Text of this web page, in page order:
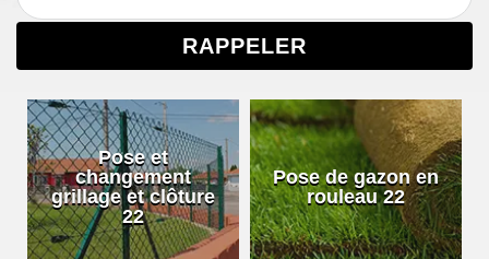
Pose et
changement
grillage et clôture
22
Pose de gazon en
rouleau 22